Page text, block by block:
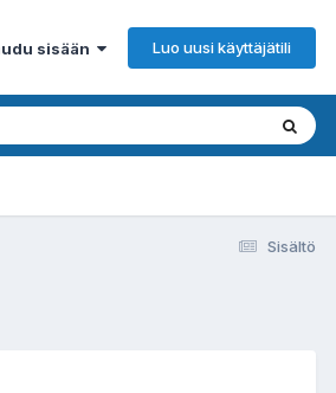
sisään Luo uusi käyttäjätili
Sisältö